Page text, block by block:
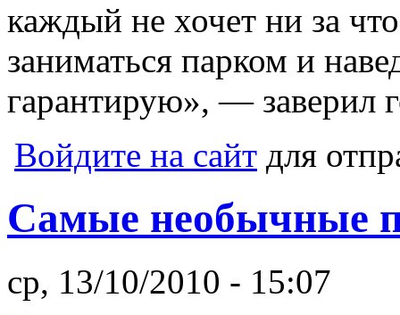
каждый не хочет ни за
заниматься парком и
гарантирую», — заверил
Войдите на сайт для
Самые необычные
ср, 13/10/2010 - 15:07